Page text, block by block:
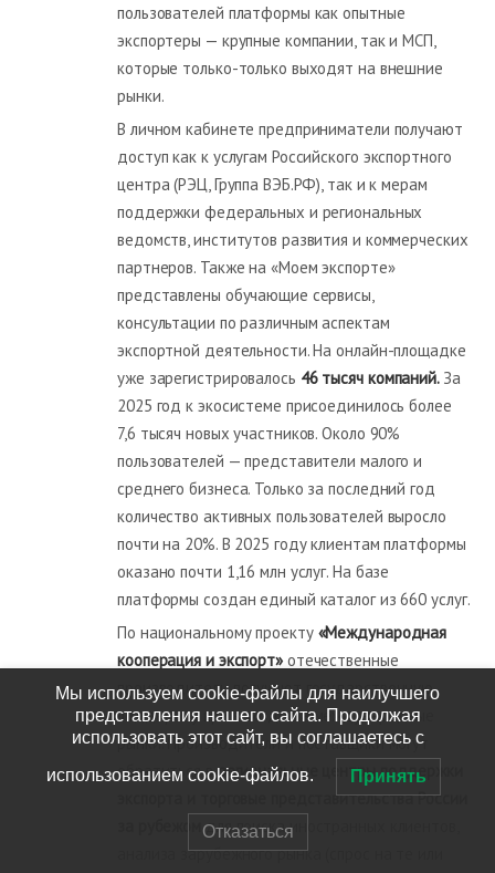
пользователей платформы как опытные
экспортеры — крупные компании, так и МСП,
которые только-только выходят на внешние
рынки.
В личном кабинете предприниматели получают
доступ как к услугам Российского экспортного
центра (РЭЦ, Группа ВЭБ.РФ), так и к мерам
поддержки федеральных и региональных
ведомств, институтов развития и коммерческих
партнеров. Также на «Моем экспорте»
представлены обучающие сервисы,
консультации по различным аспектам
экспортной деятельности. На онлайн-площадке
уже зарегистрировалось 46 тысяч компаний. За
2025 год к экосистеме присоединилось более
7,6 тысяч новых участников. Около 90%
пользователей — представители малого и
среднего бизнеса. Только за последний год
количество активных пользователей выросло
почти на 20%. В 2025 году клиентам платформы
оказано почти 1,16 млн услуг. На базе
платформы создан единый каталог из 660 услуг.
По национальному проекту «Международная
кооперация и экспорт»отечественные
производители получают государственную
поддержку при выходе на международные
рынки. Производители и поставщики могут
обратиться врегиональные центры поддержки
экспорта и торговые представительства России
за рубежомдля поиска иностранных клиентов,
анализа зарубежного рынка (спрос на те или
Мы используем cookie-файлы для наилучшего
представления нашего сайта. Продолжая
использовать этот сайт, вы соглашаетесь с
использованием cookie-файлов. Принять
Отказаться